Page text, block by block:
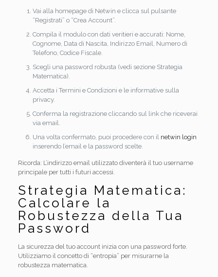
Vai alla homepage di Netwin e clicca sul pulsante
“Registrati” o “Crea Account”.
Compila il modulo con dati veritieri e accurati: Nome,
Cognome, Data di Nascita, Indirizzo Email, Numero di
Telefono, Codice Fiscale.
Scegli una password robusta (vedi sezione Strategia
Matematica).
Accetta i Termini e Condizioni e le informative sulla
privacy.
Conferma la registrazione cliccando sul link che riceverai
via email.
Una volta confermato, puoi procedere con il netwin login
inserendo l’email e la password scelte.
Ricorda: L’indirizzo email utilizzato diventerà il tuo username
principale per tutti i futuri accessi.
Strategia Matematica:
Calcolare la
Robustezza della Tua
Password
La sicurezza del tuo account inizia con una password forte.
Utilizziamo il concetto di “entropia” per misurarne la
robustezza matematica.